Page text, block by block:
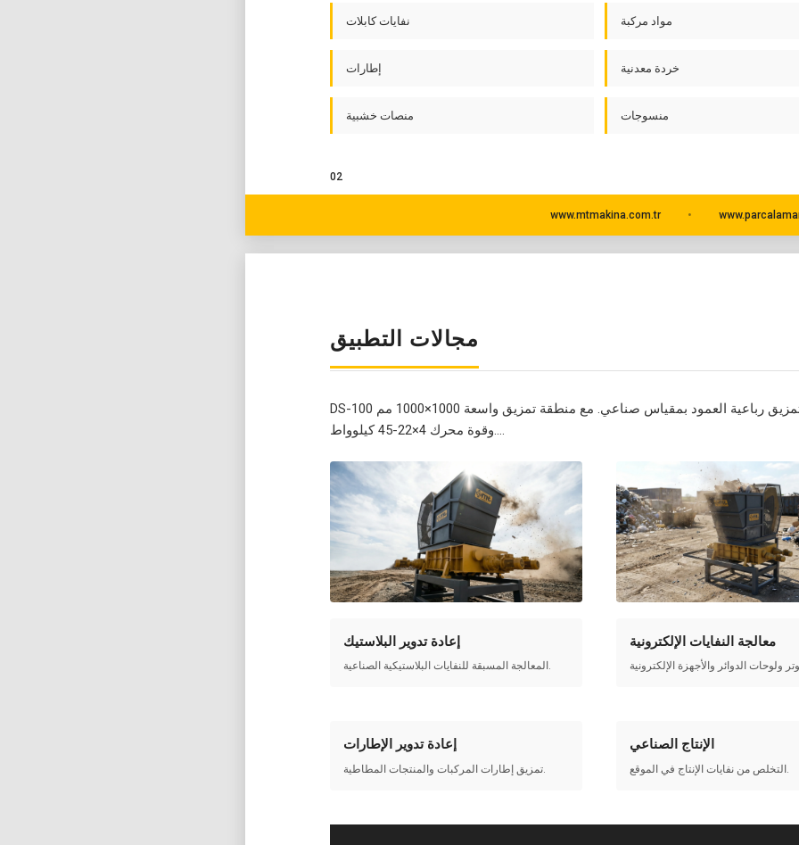
نفايات كابلات مواد مركبة
إطارات خردة معدنية
منصات خشبية منسوجات
02
www.mtmakina.com.tr
مجالات التطبيق
DS-100 هي آلة تمزيق رباعية العمود بمقياس صناعي. مع منطقة تمزيق واسعة 1000×1000 مم
وقوة محرك 4×22-45 كيلوواط....
إعادة تدوير البلاستيك
المعالجة المسبقة للنفايات البلاستيكية الصناعية.
معالجة النفايات الإلكترونية
إعادة تدوير الإطارات
تمزيق إطارات المركبات والمنتجات المطاطية.
الإنتاج الصناعي
التخلص من نفايات الإنتاج في الموقع.